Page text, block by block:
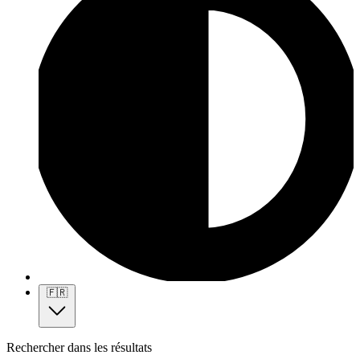
🇫🇷
Rechercher dans les résultats